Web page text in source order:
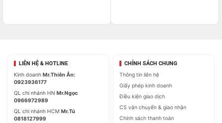
LIÊN HỆ & HOTLINE
Kinh doanh Mr.Thiên Ân:
0923936177
QL chi nhánh HN Mr.Ngọc
0966972989
QL chi nhánh HCM Mr.Tú
0818127999
CHÍNH SÁCH CHUNG
Thông tin liên hệ
Giấy phép kinh doanh
Điều kiện giao dịch
CS vận chuyển & giao nhận
Chính sách thanh toán